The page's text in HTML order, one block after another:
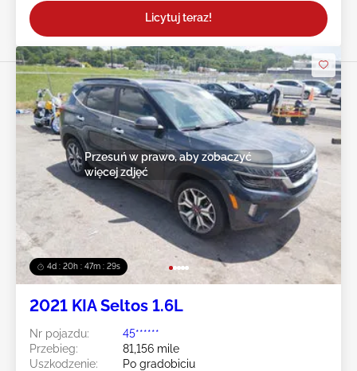
Licytuj teraz!
4d : 20h : 47m : 27s
Przesuń w prawo, aby zobaczyć
więcej zdjęć
2021 KIA Seltos 1.6L
Nr pojazdu:
45******
Przebieg:
81,156 mile
Uszkodzenie:
Po gradobiciu